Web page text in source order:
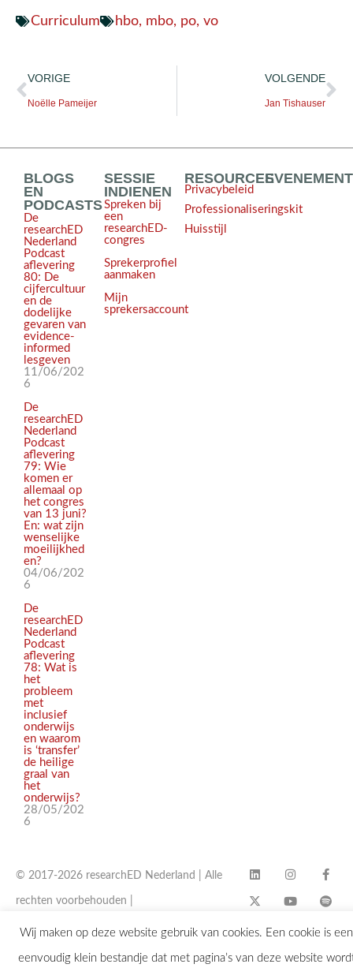
Curriculum hbo, mbo, po, vo
VORIGE
Noëlle Pameijer
VOLGENDE
Jan Tishauser
BLOGS
EN
PODCASTS
De
researchED
Nederland
Podcast
aflevering
80: De
cijfercultuur
en de
dodelijke
gevaren van
evidence-
informed
lesgeven
11/06/202
6
De
researchED
Nederland
Podcast
aflevering
79: Wie
komen er
allemaal op
het congres
van 13 juni?
En: wat zijn
wenselijke
moeilijkhed
en?
04/06/202
6
De
researchED
Nederland
Podcast
aflevering
78: Wat is
het
probleem
met
inclusief
onderwijs
en waarom
is ‘transfer’
de heilige
graal van
het
onderwijs?
28/05/202
6
SESSIE
INDIENEN
Spreken bij
een
researchED-
congres
Sprekerprofiel
aanmaken
Mijn
sprekersaccount
RESOURCES
Privacybeleid
Professionaliseringskit
Huisstijl
© 2017-2026 researchED Nederland | Alle
rechten voorbehouden |
contact@researchED.eu
Wij maken op deze website gebruik van cookies. Een cookie is een
eenvoudig klein bestandje dat met pagina’s van deze website